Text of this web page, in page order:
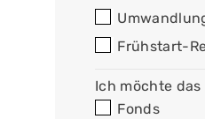
Frühstart-
Ich möchte
Fonds